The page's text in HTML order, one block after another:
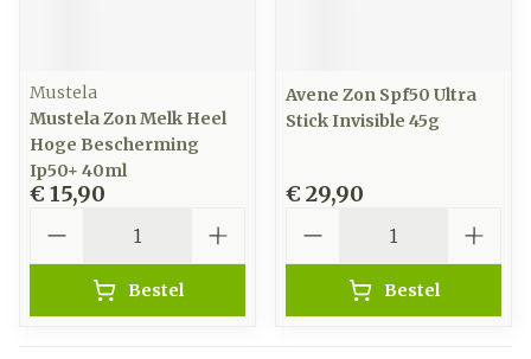
Mustela
Mustela Zon Melk Heel
Hoge Bescherming
Ip50+ 40ml
€ 15,90
Bestel
Avene Zon Spf50 Ultra
Stick Invisible 45g
€ 29,90
Bestel